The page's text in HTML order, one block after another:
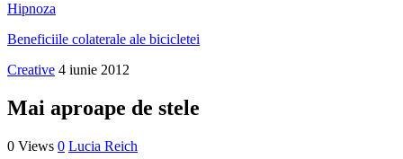
Hipnoza
Beneficiile colaterale ale bicicletei
Creative 4 iunie 2012
Mai aproape de stele
0 Views 0 Lucia Reich